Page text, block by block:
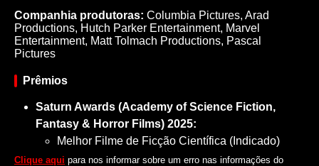
Companhia produtoras: Columbia Pictures, Arad
Productions, Hutch Parker Entertainment, Marvel
Entertainment, Matt Tolmach Productions, Pascal
Pictures
Prêmios
Saturn Awards (Academy of Science Fiction,
Fantasy & Horror Films) 2025:
Melhor Filme de Ficção Científica (Indicado)
Clique aqui para nos informar sobre um erro nas informações do